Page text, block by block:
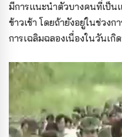
มีการแนะนำตัวบางคนที่เป็
ข้าวเช้า โดยถ้ายังอยู่ในช่วง
การเฉลิมฉลองเนื่องในวันเ